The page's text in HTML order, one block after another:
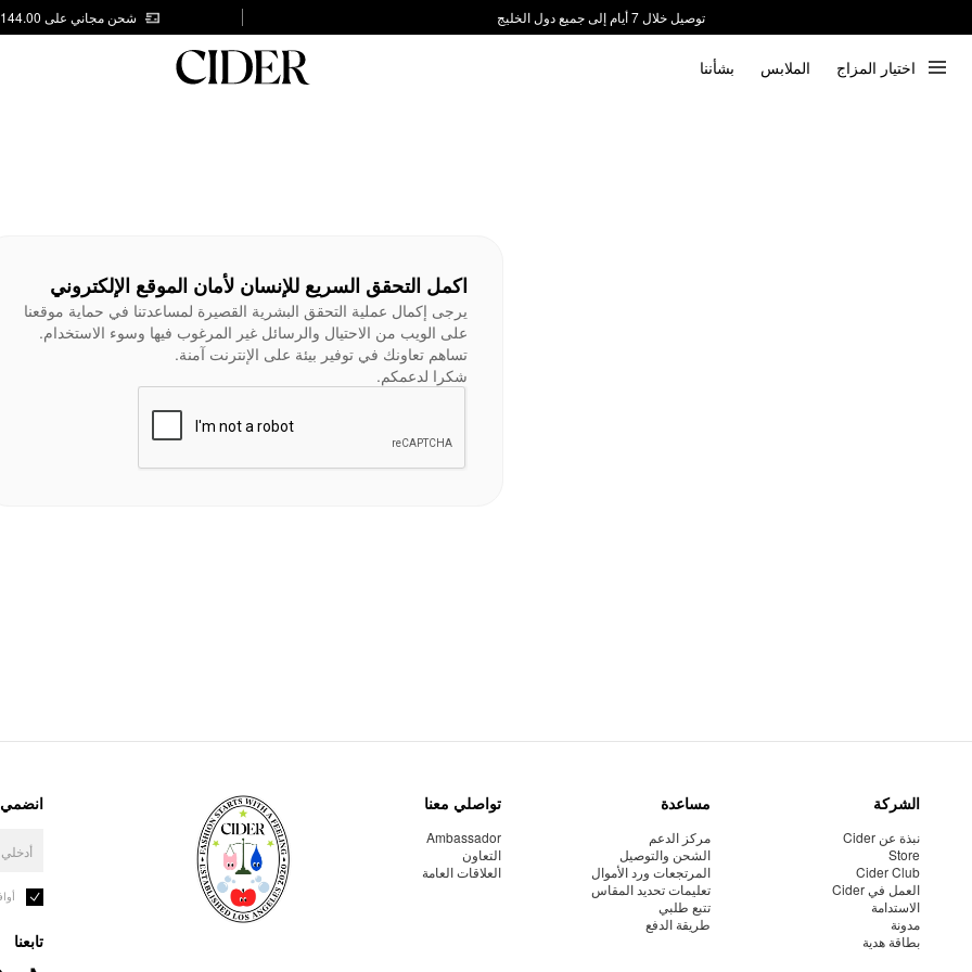
توصيل خلال 7 أيام إلى جميع دول الخليج
شحن مجاني على AED 144.00
اختيار المزاج الملابس بشأننا
اكمل التحقق السريع للإنسان لأمان الموقع الإلكتروني
يرجى إكمال عملية التحقق البشرية القصيرة لمساعدتنا في حماية موقعنا
على الويب من الاحتيال والرسائل غير المرغوب فيها وسوء الاستخدام.
تساهم تعاونك في توفير بيئة على الإنترنت آمنة.
شكرا لدعمكم.
الشركة
نبذة عن Cider
Store
Cider Club
العمل في Cider
الاستدامة
مدونة
بطاقة هدية
مساعدة
مركز الدعم
الشحن والتوصيل
المرتجعات ورد الأموال
تعليمات تحديد المقاس
تتبع طلبي
طريقة الدفع
تواصلي معنا
Ambassador
التعاون
العلاقات العامة
انضمي
تابعنا